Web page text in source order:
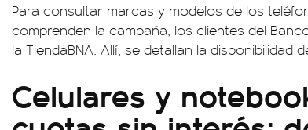
Para consultar marcas y modelos de los
comprenden la campaña, los clientes del
la TiendaBNA. Allí, se detallan la disponibilidad
Celulares y